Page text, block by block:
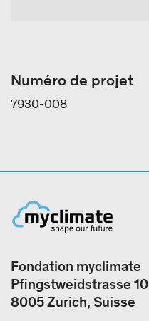
Numéro de projet
7930-008
Fondation myclimate
Pfingstweidstrasse 10
8005 Zurich, Suisse